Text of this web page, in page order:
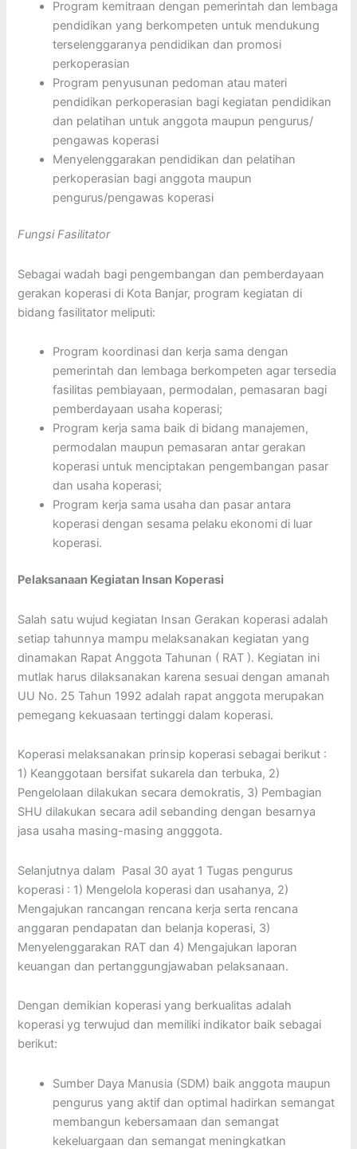
Program kemitraan dengan pemerintah dan lembaga
pendidikan yang berkompeten untuk mendukung
terselenggaranya pendidikan dan promosi
perkoperasian
Program penyusunan pedoman atau materi
pendidikan perkoperasian bagi kegiatan pendidikan
dan pelatihan untuk anggota maupun pengurus/
pengawas koperasi
Menyelenggarakan pendidikan dan pelatihan
perkoperasian bagi anggota maupun
pengurus/pengawas koperasi
Fungsi Fasilitator
Sebagai wadah bagi pengembangan dan pemberdayaan
gerakan koperasi di Kota Banjar, program kegiatan di
bidang fasilitator meliputi:
Program koordinasi dan kerja sama dengan
pemerintah dan lembaga berkompeten agar tersedia
fasilitas pembiayaan, permodalan, pemasaran bagi
pemberdayaan usaha koperasi;
Program kerja sama baik di bidang manajemen,
permodalan maupun pemasaran antar gerakan
koperasi untuk menciptakan pengembangan pasar
dan usaha koperasi;
Program kerja sama usaha dan pasar antara
koperasi dengan sesama pelaku ekonomi di luar
koperasi.
Pelaksanaan Kegiatan Insan Koperasi
Salah satu wujud kegiatan Insan Gerakan koperasi adalah
setiap tahunnya mampu melaksanakan kegiatan yang
dinamakan Rapat Anggota Tahunan ( RAT ). Kegiatan ini
mutlak harus dilaksanakan karena sesuai dengan amanah
UU No. 25 Tahun 1992 adalah rapat anggota merupakan
pemegang kekuasaan tertinggi dalam koperasi.
Koperasi melaksanakan prinsip koperasi sebagai berikut :
1) Keanggotaan bersifat sukarela dan terbuka, 2)
Pengelolaan dilakukan secara demokratis, 3) Pembagian
SHU dilakukan secara adil sebanding dengan besarnya
jasa usaha masing-masing angggota.
Selanjutnya dalam Pasal 30 ayat 1 Tugas pengurus
koperasi : 1) Mengelola koperasi dan usahanya, 2)
Mengajukan rancangan rencana kerja serta rencana
anggaran pendapatan dan belanja koperasi, 3)
Menyelenggarakan RAT dan 4) Mengajukan laporan
keuangan dan pertanggungjawaban pelaksanaan.
Dengan demikian koperasi yang berkualitas adalah
koperasi yg terwujud dan memiliki indikator baik sebagai
berikut:
Sumber Daya Manusia (SDM) baik anggota maupun
pengurus yang aktif dan optimal hadirkan semangat
membangun kebersamaan dan semangat
kekeluargaan dan semangat meningkatkan